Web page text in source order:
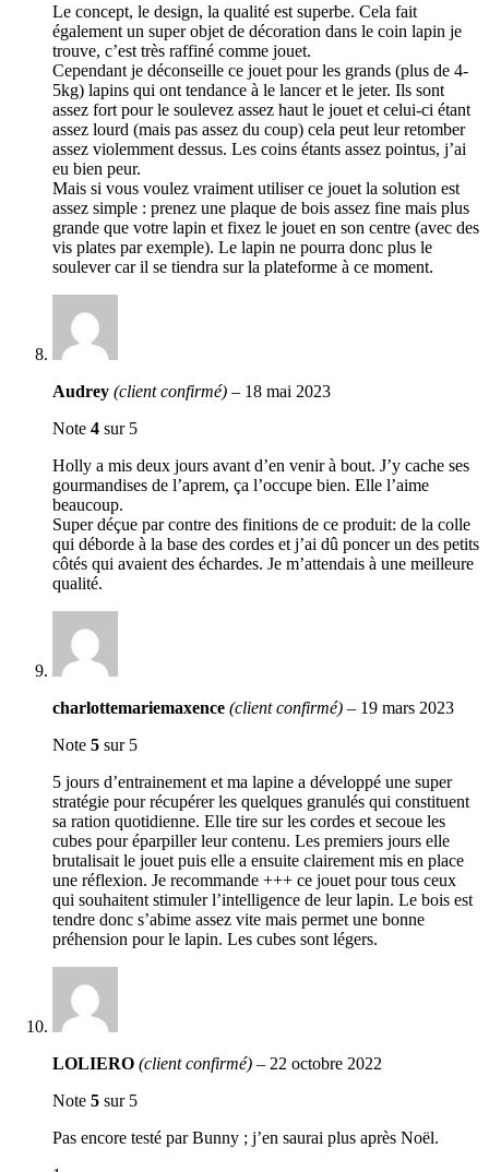
Le concept, le design, la qualité est superbe. Cela fait
également un super objet de décoration dans le coin lapin je
trouve, c’est très raffiné comme jouet.
Cependant je déconseille ce jouet pour les grands (plus de 4-
5kg) lapins qui ont tendance à le lancer et le jeter. Ils sont
assez fort pour le soulevez assez haut le jouet et celui-ci étant
assez lourd (mais pas assez du coup) cela peut leur retomber
assez violemment dessus. Les coins étants assez pointus, j’ai
eu bien peur.
Mais si vous voulez vraiment utiliser ce jouet la solution est
assez simple : prenez une plaque de bois assez fine mais plus
grande que votre lapin et fixez le jouet en son centre (avec des
vis plates par exemple). Le lapin ne pourra donc plus le
soulever car il se tiendra sur la plateforme à ce moment.
Audrey (client confirmé) – 18 mai 2023
Note 4 sur 5
Holly a mis deux jours avant d’en venir à bout. J’y cache ses
gourmandises de l’aprem, ça l’occupe bien. Elle l’aime
beaucoup.
Super déçue par contre des finitions de ce produit: de la colle
qui déborde à la base des cordes et j’ai dû poncer un des petits
côtés qui avaient des échardes. Je m’attendais à une meilleure
qualité.
charlottemariemaxence (client confirmé) – 19 mars 2023
Note 5 sur 5
5 jours d’entrainement et ma lapine a développé une super
stratégie pour récupérer les quelques granulés qui constituent
sa ration quotidienne. Elle tire sur les cordes et secoue les
cubes pour éparpiller leur contenu. Les premiers jours elle
brutalisait le jouet puis elle a ensuite clairement mis en place
une réflexion. Je recommande +++ ce jouet pour tous ceux
qui souhaitent stimuler l’intelligence de leur lapin. Le bois est
tendre donc s’abime assez vite mais permet une bonne
préhension pour le lapin. Les cubes sont légers.
LOLIERO (client confirmé) – 22 octobre 2022
Note 5 sur 5
Pas encore testé par Bunny ; j’en saurai plus après Noël.